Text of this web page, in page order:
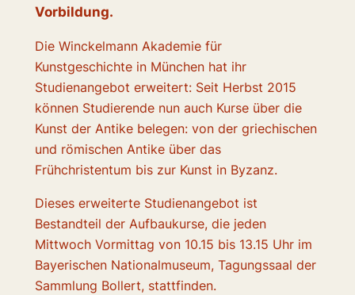
Vorbildung.
Die Winckelmann Akademie für
Kunstgeschichte in München hat ihr
Studienangebot erweitert: Seit Herbst 2015
können Studierende nun auch Kurse über die
Kunst der Antike belegen: von der griechischen
und römischen Antike über das
Frühchristentum bis zur Kunst in Byzanz.
Dieses erweiterte Studienangebot ist
Bestandteil der Aufbaukurse, die jeden
Mittwoch Vormittag von 10.15 bis 13.15 Uhr im
Bayerischen Nationalmuseum, Tagungssaal der
Sammlung Bollert, stattfinden.